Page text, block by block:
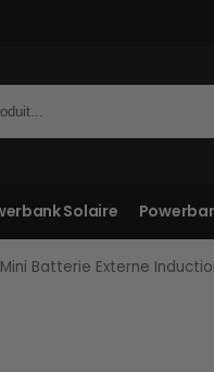
Solaire
Mini Batterie Externe